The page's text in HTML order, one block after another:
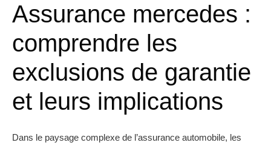
Assurance mercedes :
comprendre les
exclusions de garantie
et leurs implications
Dans le paysage complexe de l’assurance automobile, les